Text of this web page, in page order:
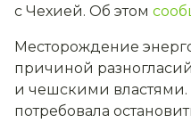
с Чехией. Об этом
Месторождение
причиной
и чешскими властями.
потребовала